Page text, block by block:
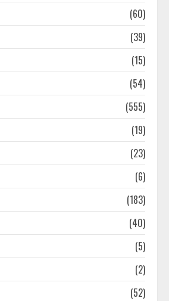
(60)
(39)
(15)
(54)
(555)
(19)
(23)
(6)
(183)
(40)
(5)
(2)
(52)
प्लास्टिक मुक्त उत्तराखंड बनाने की अपील,
मुख्यमंत्री धामी ने